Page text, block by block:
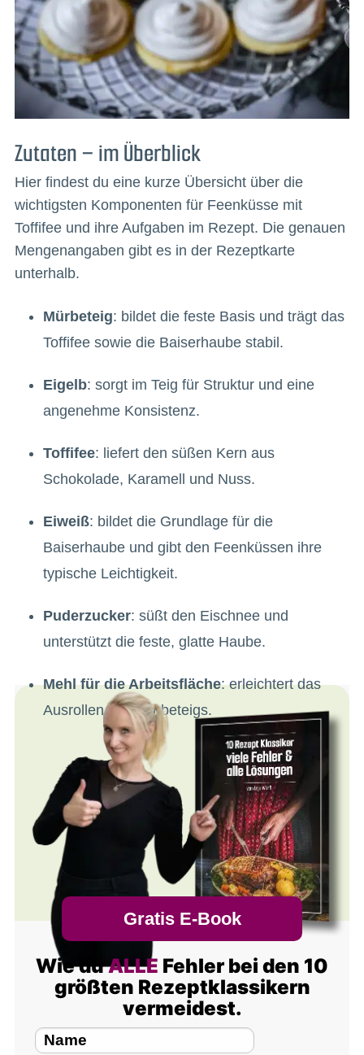
Zutaten – im Überblick
Hier findest du eine kurze Übersicht über die
wichtigsten Komponenten für Feenküsse mit
Toffifee und ihre Aufgaben im Rezept. Die genauen
Mengenangaben gibt es in der Rezeptkarte
unterhalb.
Mürbeteig: bildet die feste Basis und trägt das
Toffifee sowie die Baiserhaube stabil.
Eigelb: sorgt im Teig für Struktur und eine
angenehme Konsistenz.
Toffifee: liefert den süßen Kern aus
Schokolade, Karamell und Nuss.
Eiweiß: bildet die Grundlage für die
Baiserhaube und gibt den Feenküssen ihre
typische Leichtigkeit.
Puderzucker: süßt den Eischnee und
unterstützt die feste, glatte Haube.
Mehl für die Arbeitsfläche: erleichtert das
Ausrollen des Mürbeteigs.
Gratis E-Book
Wie duALLE Fehler bei den 10
größten Rezeptklassikern
vermeidest.